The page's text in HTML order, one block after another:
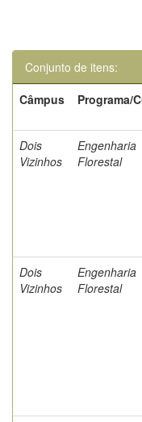
Conjunto de itens:
Câmpus
Programa/
Dois
Vizinhos
Engenharia
Florestal
Dois
Vizinhos
Engenharia
Florestal